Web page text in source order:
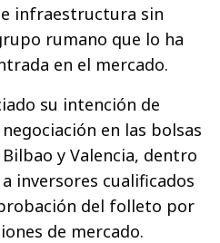
infraestructura sin
rumano que lo ha
en el mercado.
su intención de
en las bolsas
y Valencia, dentro
inversores cualificados
del folleto por
de mercado.